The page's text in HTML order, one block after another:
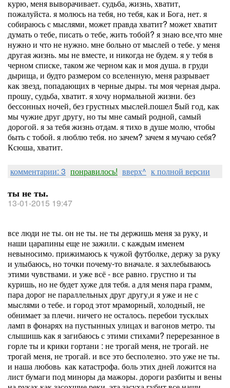
курю, меня выворачивает. судьба, жизнь, хватит,
пожалуйста. я молюсь на тебя, но тебя, как и Бога, нет. я
собираюсь с мыслями, может правда хватит? может хватит
думать о тебе, писать о тебе, жить тобой? я знаю все,что мне
нужно и что не нужно. мне больно от мыслей о тебе. у меня
другая жизнь. мы не вместе, и никогда не будем. я у тебя в
черном списке, таком же черном как и моя душа. в груди
дырища, и будто размером со вселенную, меня разрывает
как звезд, попадающих в черные дыры. ты моя черная дыра.
прошу, судьба, хватит. я хочу нормальной жизни. без
бессонных ночей, без грустных мыслей.пошел 5ый год, как
мы чужие друг другу, но ты мне самый родной, самый
дорогой. я за тебя жизнь отдам. я тихо в душе молю, чтобы
быть с тобой. я люблю тебя. но зачем? зачем я мучаю себя?
Ксюша, хватит.
комментарии: 3 понравилось! вверх^ к полной версии
ты не ты.
13-01-2015 19:47
все люди не ты. он не ты. не ты держишь меня за руку, и
наши царапины еще не зажили. с каждым именем
невыносимо. прижимаюсь к чужой футболке, держу за руку
и улыбаюсь, но точки почему-то вначале. я захлебываюсь
этими чувствами. и уже всё - все равно. грустно и ты
куришь, но не будет хуже для тебя. а для меня пара грамм,
пара дорог не параллельных друг другу,и я уже и не с
мыслями о тебе. и город этот мраморный, холодный, не
обнимает за плечи. ничего не осталось. перебои тусклых
ламп в фонарях на пустынных улицах и вагонов метро. ты
слышишь как я загибаюсь с этими стихами? перерезанное в
горле ты и крики гортани : не трогай меня, не трогай. не
трогай меня, не трогай. и все это бесполезно. это уже не ты.
и наша любовь как катастрофа. боль этих дней ложится на
лист бумаги под миноры да мажоры. дороги разбиты и вены